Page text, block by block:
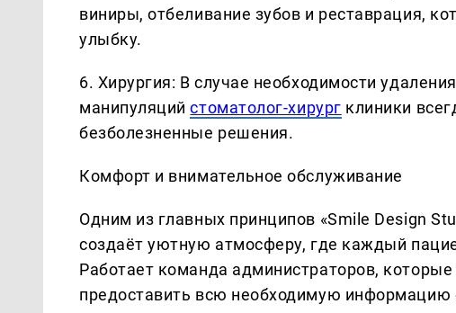
виниры, отбеливание зубов и реставрация,
улыбку.
6. Хирургия: В случае необходимости
манипуляцийстоматолог-хирург клиники
безболезненные решения.
Комфорт и внимательное обслуживание
Одним из главных принципов «Smile Design
создаёт уютную атмосферу, где каждый
Работает команда администраторов,
предоставить всю необходимую информацию